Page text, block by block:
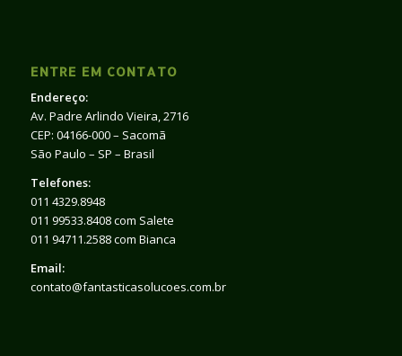
ENTRE EM CONTATO
Endereço:
Av. Padre Arlindo Vieira, 2716
CEP: 04166-000 – Sacomã
São Paulo – SP – Brasil
Telefones:
011 4329.8948
011 99533.8408 com Salete
011 94711.2588 com Bianca
Email:
contato@fantasticasolucoes.com.br